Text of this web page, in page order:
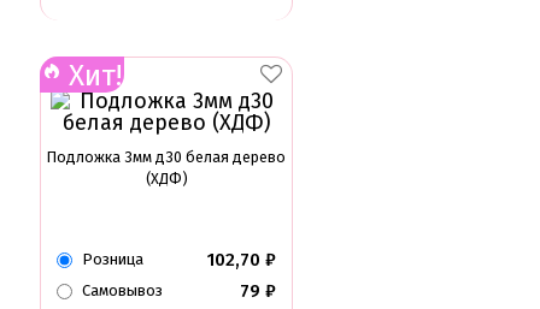
Хит!
Подложка 3мм д30 белая дерево
(ХДФ)
Розница 102,70 ₽
Самовывоз 79 ₽